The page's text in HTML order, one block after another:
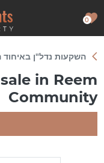
0
השקעות נדל"ן באיחוד
in Reem
Community